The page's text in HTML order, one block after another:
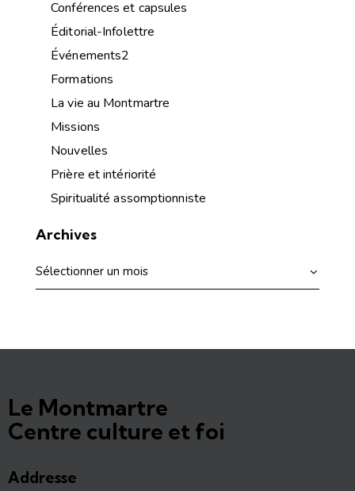
Conférences et capsules
Éditorial-Infolettre
Événements2
Formations
La vie au Montmartre
Missions
Nouvelles
Prière et intériorité
Spiritualité assomptionniste
Archives
Le Montmartre
Centre culture et foi
Addresse